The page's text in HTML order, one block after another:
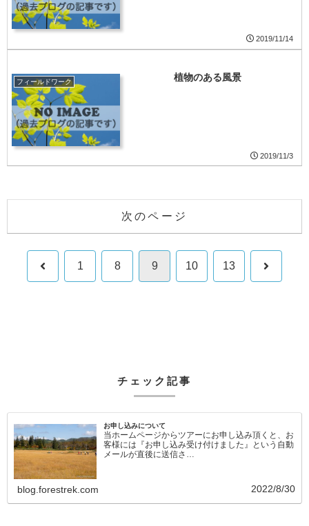
2019/11/14
フィールドワーク 植物のある風景
2019/11/3
次のページ
前 1 8 9 10 13 次
チェック記事
お申し込みについて
当ホームページからツアーにお申し込み頂くと、お
客様には『お申し込み受け付けました』という自動
メールが直後に送信さ…
blog.forestrek.com 2022/8/30